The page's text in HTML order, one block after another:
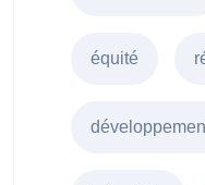
équité